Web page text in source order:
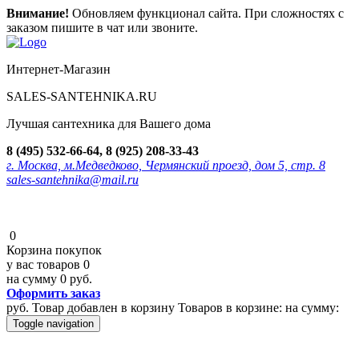
Внимание! Обновляем функционал сайта. При сложностях с
заказом пишите в чат или звоните.
Интернет-Магазин
SALES-SANTEHNIKA.RU
Лучшая сантехника для Вашего дома
8 (495) 532-66-64, 8 (925) 208-33-43
г. Москва, м.Медведково, Чермянский проезд, дом 5, стр. 8
sales-santehnika@mail.ru
0
Корзина покупок
у вас товаров 0
на сумму 0 руб.
Оформить заказ
руб. Товар добавлен в корзину Товаров в корзине: на сумму:
Toggle navigation